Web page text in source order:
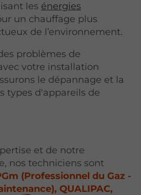
les énergies
un chauffage plus
de l’environnement.
problèmes de
votre installation
le dépannage et la
types d'appareils de
et de notre
nos techniciens sont
(Professionnel du Gaz -
QUALIPAC,